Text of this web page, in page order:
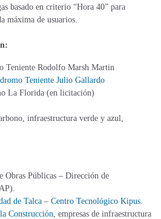
basado en criterio “Hora 40” para
máxima de usuarios​.
Teniente Rodolfo Marsh Martin​
Teniente Julio Gallardo
La Florida (en licitación)​
infraestructura verde y azul,
Obras Públicas – Dirección de
de Talca – Centro Tecnológico Kipus
Construcción , empresas de infraestructura